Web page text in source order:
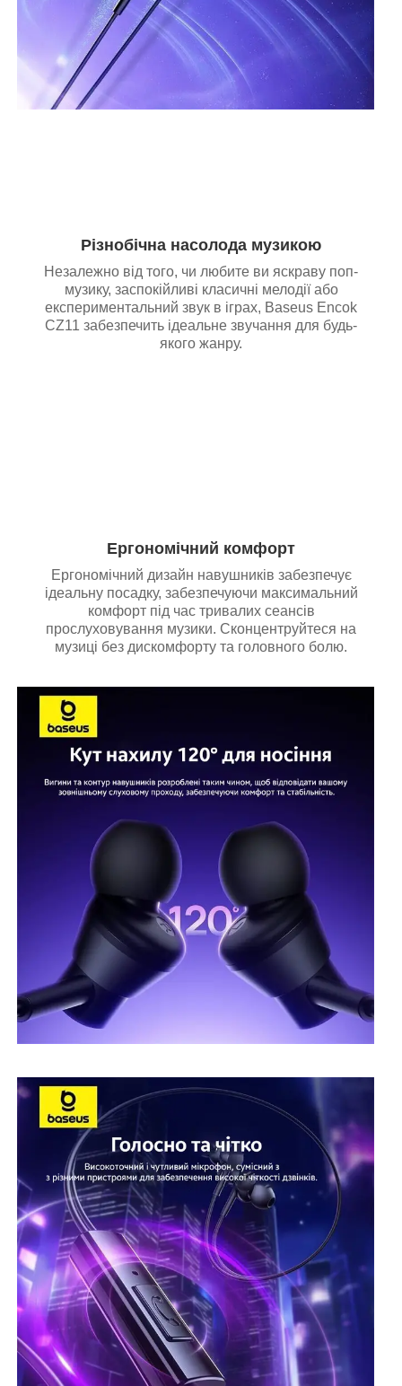
Різнобічна насолода музикою
Незалежно від того, чи любите ви яскраву поп-
музику, заспокійливі класичні мелодії або
експериментальний звук в іграх, Baseus Encok
CZ11 забезпечить ідеальне звучання для будь-
якого жанру.
Ергономічний комфорт
Ергономічний дизайн навушників забезпечує
ідеальну посадку, забезпечуючи максимальний
комфорт під час тривалих сеансів
прослуховування музики. Сконцентруйтеся на
музиці без дискомфорту та головного болю.